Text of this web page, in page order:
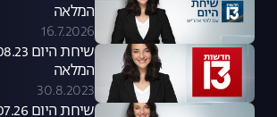
המלאה
16.7.2026
המלאה
30.8.2023